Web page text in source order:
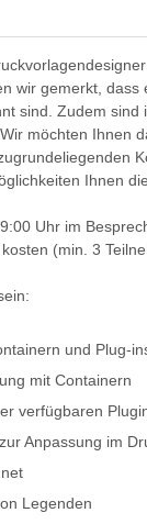
wir gemerkt, dass
sind. Zudem sind
möchten Ihnen
Ihnen
Uhr im
(min. 3
und Plug-
mit Containern
verfügbaren
Anpassung im
Legenden